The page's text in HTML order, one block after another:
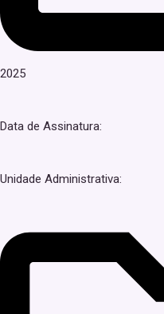
2025
Data de Assinatura:
Unidade Administrativa: